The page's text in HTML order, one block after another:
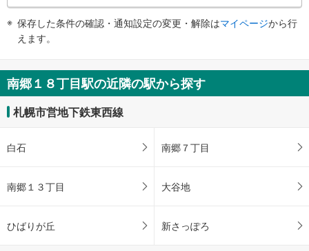
・改札外
その他
・ＡＥＤ
を
受
け
取
・
件
イ
保存した条件の確認・通知設定の変更・解除はマイページから行
えます。
南郷１８丁目駅の近隣の駅から探す
札幌市営地下鉄東西線
白石 南郷７丁目
南郷１３丁目 大谷地
ひばりが丘 新さっぽろ